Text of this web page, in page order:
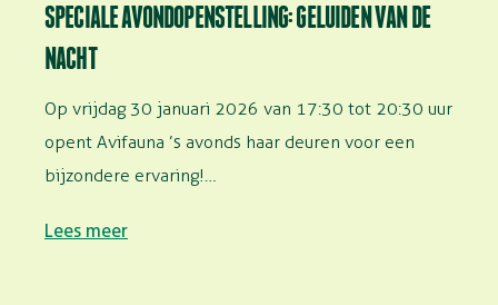
SPECIALE AVONDOPENSTELLING: GELUIDEN VAN DE
NACHT
Op vrijdag 30 januari 2026 van 17:30 tot 20:30 uur
opent Avifauna ’s avonds haar deuren voor een
bijzondere ervaring!…
Lees meer